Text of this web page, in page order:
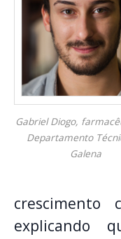
Gabriel Diogo,
Departamento
Galena
crescimento
explicando